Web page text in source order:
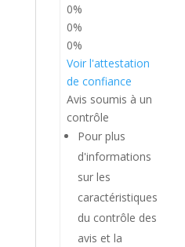
0%
0%
0%
Voir l'attestation
de confiance
Avis soumis à un
contrôle
Pour plus
d'informations
sur les
caractéristiques
du contrôle des
avis et la